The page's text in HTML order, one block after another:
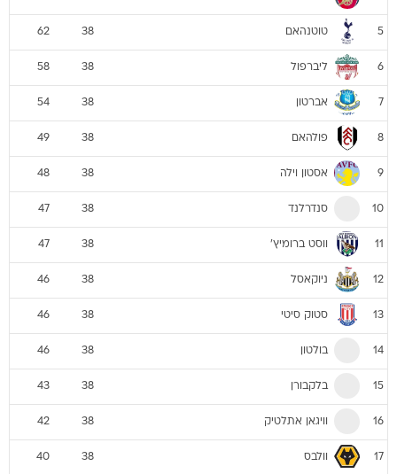
5 טוטנהאם 38
62
6 ליברפול 38
58
7 אברטון 38
54
8 פולהאם 38
49
9 אסטון וילה 38
48
10 סנדרלנד 38
47
11 ווסט ברומיץ' 38
47
12 ניוקאסל 38
46
13 סטוק סיטי 38
46
14 בולטון 38
46
15 בלקבורן 38
43
16 וויגאן אתלטיק 38
42
17 וולבס 38
40